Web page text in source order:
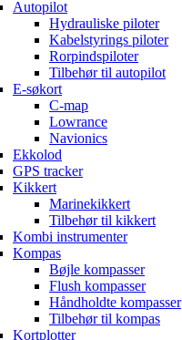
Autopilot
Hydrauliske piloter
Kabelstyrings piloter
Rorpindspiloter
Tilbehør til autopilot
E-søkort
C-map
Lowrance
Navionics
Ekkolod
GPS tracker
Kikkert
Marinekikkert
Tilbehør til kikkert
Kombi instrumenter
Kompas
Bøjle kompasser
Flush kompasser
Håndholdte kompasser
Tilbehør til kompas
Kortplotter